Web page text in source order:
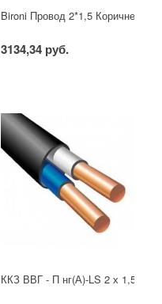
Bironi Провод 2*1,5 Коричневый
3134,34 руб.
ККЗ ВВГ - П нг(А)-LS 2 х 1,5